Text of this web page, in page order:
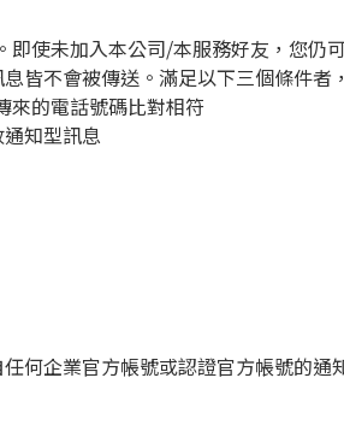
即使未加入本公司/本服務好友，您仍
皆不會被傳送。滿足以下三個條件者
來的電話號碼比對相符
知型訊息
何企業官方帳號或認證官方帳號的通